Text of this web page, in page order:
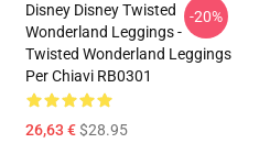
Disney Disney Twisted
Wonderland Leggings -
Twisted Wonderland Leggings
Per Chiavi RB0301
26,63 €$28.95
-20%